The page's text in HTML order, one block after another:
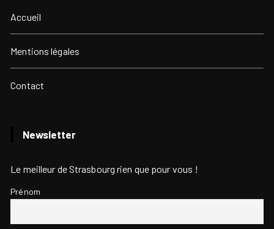
Accueil
Mentions légales
Contact
Newsletter
Le meilleur de Strasbourg rien que pour vous !
Prénom